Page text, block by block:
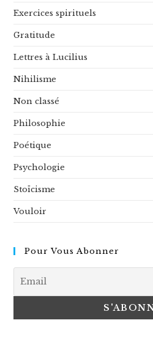
Exercices spirituels
Gratitude
Lettres à Lucilius
Nihilisme
Non classé
Philosophie
Poétique
Psychologie
Stoïcisme
Vouloir
Pour Vous Abonner